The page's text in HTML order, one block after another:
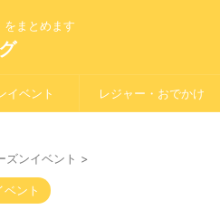
をまとめます
イベント レジャー・おでかけ
ズンイベント >
ベント